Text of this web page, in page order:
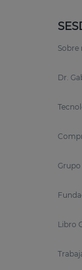
Sobre
Dr.
Grupo
Libro